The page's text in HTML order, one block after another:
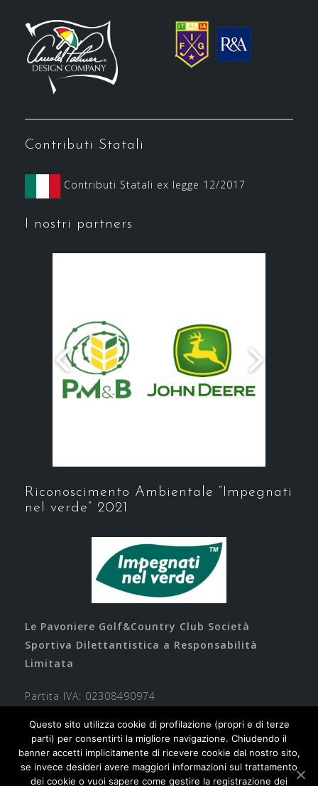
Contributi Statali
Contributi Statali ex legge 12/2017
I nostri partners
Riconoscimento Ambientale “Impegnati
nel verde” 2021
Le Pavoniere Golf&Country Club Società
Sportiva Dilettantistica a Responsabilità
Limitata
Partita IVA: 02308490974
Questo sito utilizza cookie di profilazione (propri e di terze
parti) per consentirti la migliore navigazione. Chiudendo il
banner accetti implicitamente di ricevere cookie dal nostro sito,
se invece desideri avere maggiori informazioni sul trattamento
dei cookie o vuoi sapere come gestire la registrazione dei